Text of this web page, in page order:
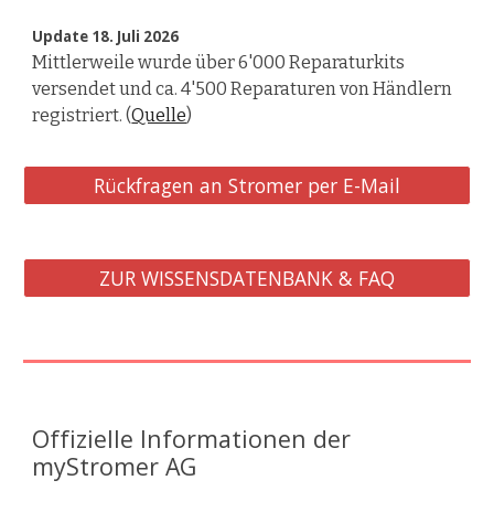
Update 18. Juli 2026
Mittlerweile wurde über 6'000 Reparaturkits
versendet und ca. 4'500 Reparaturen von Händlern
registriert. (Quelle)
Rückfragen an Stromer per E-Mail
ZUR WISSENSDATENBANK & FAQ
Offizielle Informationen der
myStromer AG